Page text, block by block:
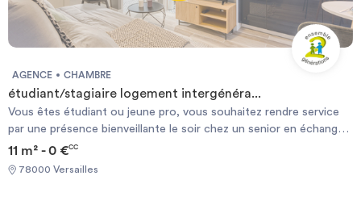
AGENCE CHAMBRE
étudiant/stagiaire logement intergénéra...
Vous êtes étudiant ou jeune pro, vous souhaitez rendre service
par une présence bienveillante le soir chez un senior en échange
d'un logement gratuit? Contactez Ensemble2Générations,
l'expert en logement intergénérationnel Mme Paineau 06 27 39
78 41 Chambre et salle de bain privée dans un cadre verdoyant,
11 m² - 0 €CC
78000 Versailles